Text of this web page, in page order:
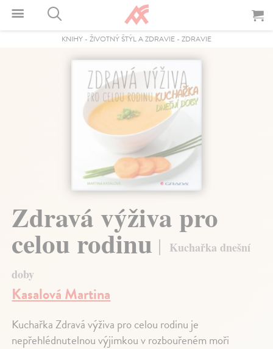
KNIHY - ŽIVOTNÝ ŠTÝL A ZDRAVIE - ZDRAVIE
Zdravá výživa pro
celou rodinu
Kuchařka dnešní
doby
Kasalová Martina
Kuchařka Zdravá výživa pro celou rodinu je
nepřehlédnutelnou výjimkou v rozbouřeném moři